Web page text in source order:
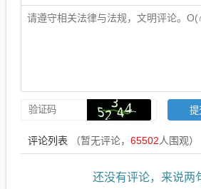
评论列表 （暂无评论， 65502人围观）
还没有评论，来说两